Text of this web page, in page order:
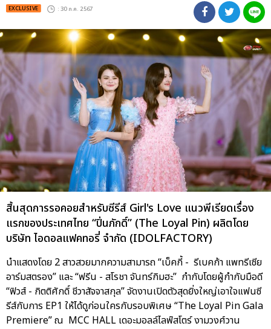
EXCLUSIVE : 30 ก.ค. 2567
สิ้นสุดการรอคอยสำหรับซีรีส์ Girl's Love แนวพีเรียดเรื่อง
แรกของประเทศไทย “ปิ่นภักดิ์” (The Loyal Pin) ผลิตโดย
บริษัท ไอดอลแฟคทอรี่ จำกัด (IDOLFACTORY)
นำแสดงโดย 2 สาวสวยมากความสามารถ “เบ็คกี้ - รีเบคก้า แพทรีเซีย
อาร์มสตรอง” และ “ฟรีน - สโรชา จันทร์กิมฮะ” กำกับโดยผู้กำกับมือดี
“ฟิวส์ - กิตติศักดิ์ ชีวาสัจจาสกุล” จัดงานเปิดตัวสุดยิ่งใหญ่เอาใจแฟนซี
รีส์กับการ EP1 ให้ได้ดูก่อนใครกับรอบพิเศษ “The Loyal Pin Gala
Premiere” ณ MCC HALL เดอะมอลล์ไลฟ์สโตร์ งามวงศ์วาน